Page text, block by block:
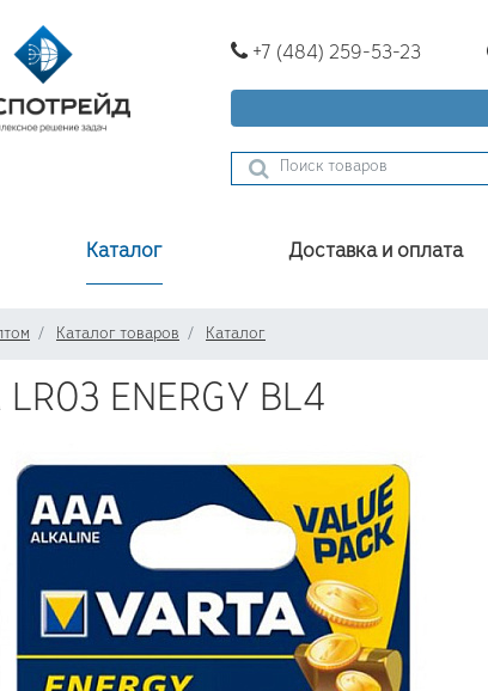
+7 (484) 259-53-23
Каталог Доставка и оплата
Каталог товаров Каталог
LR03 ENERGY BL4